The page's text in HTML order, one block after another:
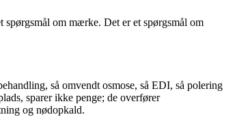
spørgsmål om mærke. Det er et spørgsmål om
så omvendt osmose, så EDI, så polering
sparer ikke penge; de overfører
og nødopkald.